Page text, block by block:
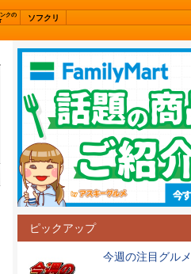
クの
ソフクリ
ピックアップ
今週の注目グルメ